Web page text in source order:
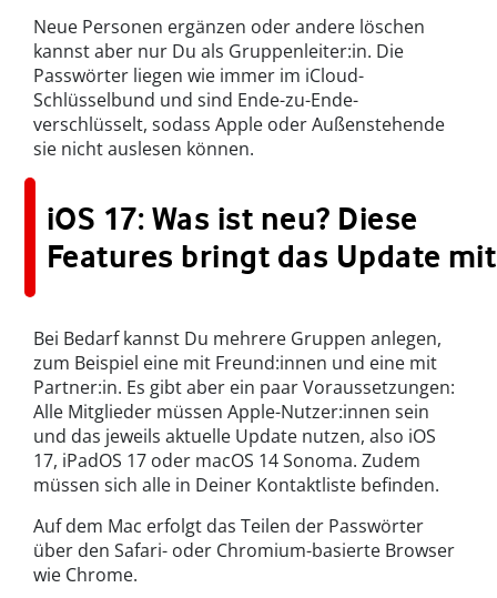
Neue Personen ergänzen oder andere löschen
kannst aber nur Du als Gruppenleiter:in. Die
Passwörter liegen wie immer im iCloud-
Schlüsselbund und sind Ende-zu-Ende-
verschlüsselt, sodass Apple oder Außenstehende
sie nicht auslesen können.
iOS 17: Was ist neu? Diese
Features bringt das Update mit
Bei Bedarf kannst Du mehrere Gruppen anlegen,
zum Beispiel eine mit Freund:innen und eine mit
Partner:in. Es gibt aber ein paar Voraussetzungen:
Alle Mitglieder müssen Apple-Nutzer:innen sein
und das jeweils aktuelle Update nutzen, also iOS
17, iPadOS 17 oder macOS 14 Sonoma. Zudem
müssen sich alle in Deiner Kontaktliste befinden.
Auf dem Mac erfolgt das Teilen der Passwörter
über den Safari- oder Chromium-basierte Browser
wie Chrome.